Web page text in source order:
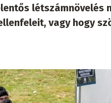
létszámnövelés
vagy hogy